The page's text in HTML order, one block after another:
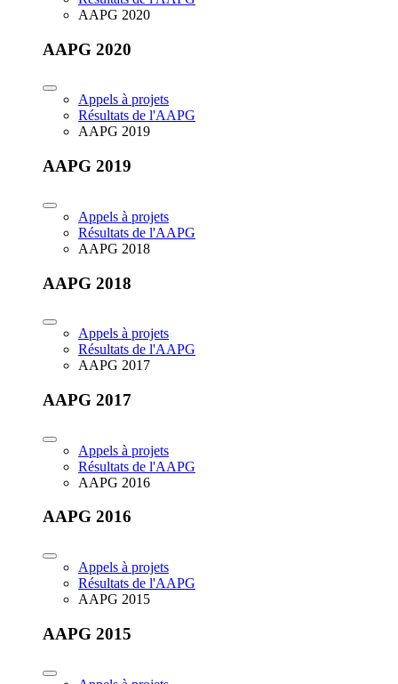
AAPG 2020
AAPG 2020
Appels à projets
Résultats de l'AAPG
AAPG 2019
AAPG 2019
Appels à projets
Résultats de l'AAPG
AAPG 2018
AAPG 2018
Appels à projets
Résultats de l'AAPG
AAPG 2017
AAPG 2017
Appels à projets
Résultats de l'AAPG
AAPG 2016
AAPG 2016
Appels à projets
Résultats de l'AAPG
AAPG 2015
AAPG 2015